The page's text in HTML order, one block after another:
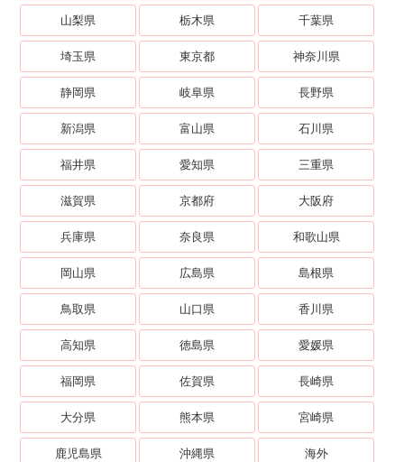
山梨県 栃木県 千葉県
埼玉県 東京都 神奈川県
静岡県 岐阜県 長野県
新潟県 富山県 石川県
福井県 愛知県 三重県
滋賀県 京都府 大阪府
兵庫県 奈良県 和歌山県
岡山県 広島県 島根県
鳥取県 山口県 香川県
高知県 徳島県 愛媛県
福岡県 佐賀県 長崎県
大分県 熊本県 宮崎県
鹿児島県 沖縄県 海外